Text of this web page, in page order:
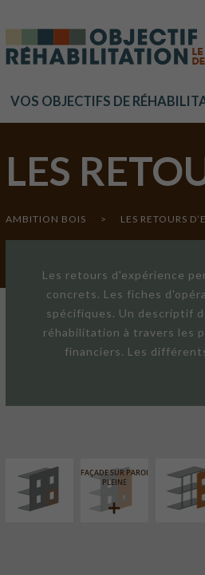
VOS OBJECTIFS DE
LES
AMBITION BOIS > LES RETOURS
Les retours d'expérience
concrets. Les fiches
spécifiques. Un descriptif
réhabilitation à travers les
financiers. Les
ISOLATION
FAÇADE SUR PAROI
PLEINE